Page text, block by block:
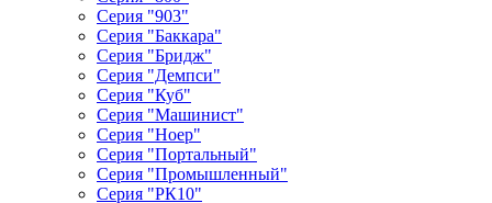
Серия "903"
Серия "Баккара"
Серия "Бридж"
Серия "Демпси"
Серия "Куб"
Серия "Машинист"
Серия "Ноер"
Серия "Портальный"
Серия "Промышленный"
Серия "РК10"